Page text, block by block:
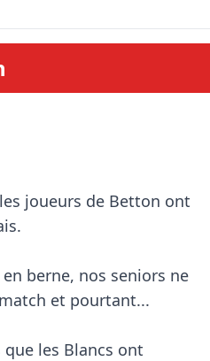
joueurs de Betton ont
berne, nos seniors ne
et pourtant...
les Blancs ont